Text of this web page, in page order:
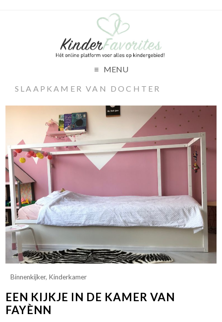
MENU
SLAAPKAMER VAN DOCHTER
Binnenkijker, Kinderkamer
EEN KIJKJE IN DE KAMER VAN
FAYÈNN